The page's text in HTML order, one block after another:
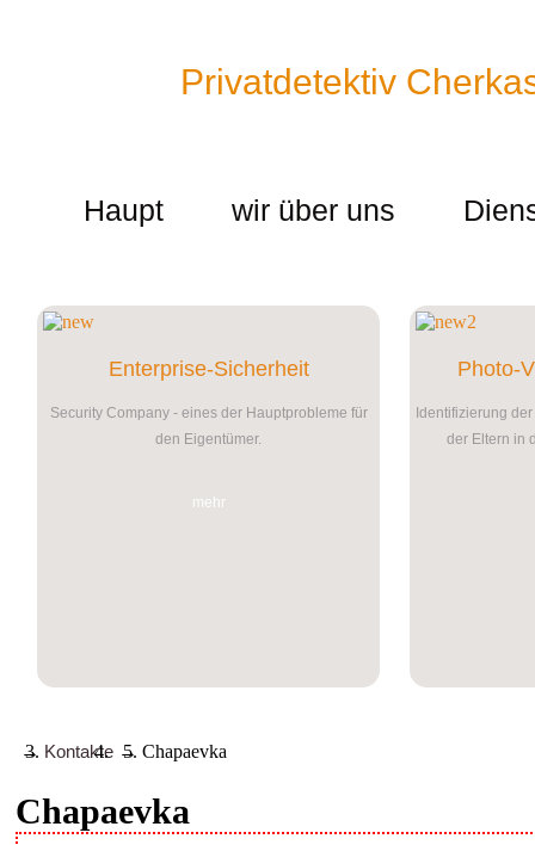
Privatdetektiv
Haupt wir über uns
Enterprise-Sicherheit
Security Company - eines der Hauptprobleme für
den Eigentümer.
mehr
Photo-
Identifizierung
der Eltern in
→ Kontakte → Chapaevka
Chapaevka